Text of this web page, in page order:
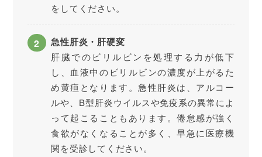
をしてください。
急性肝炎・肝硬変
肝臓でのビリルビンを処理する力が低下
し、血液中のビリルビンの濃度が上がるた
め黄疸となります。急性肝炎は、アルコー
ルや、B型肝炎ウイルスや免疫系の異常によ
って起こることもあります。倦怠感が強く
食欲がなくなることが多く、早急に医療機
関を受診してください。